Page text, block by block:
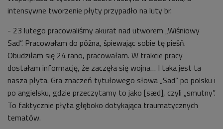
intensywne tworzenie płyty przypadło na luty br.
- 23 lutego pracowaliśmy akurat nad utworem „Wiśniowy
Sad”. Pracowałam do późna, śpiewając sobie tę pieśń.
Obudziłam się 24 rano, pracowałam. W trakcie pracy
dostałam informację, że zaczęła się wojna… I taka jest ta
nasza płyta. Gra znaczeń tytułowego słowa „Sad” po polsku i
po angielsku, gdzie przeczytamy to jako [sæd], czyli „smutny”.
To faktycznie płyta głęboko dotykająca traumatycznych
tematów.